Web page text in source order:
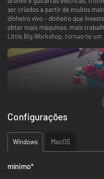
ser criados a partir de muitos
dinheiro vivo – dinheiro que
obter mais máquinas, mais
Little Big Workshop, tornas-te
Fábricas reais – tornadas
fábrica de mesa. Organiza o chão
compra maquinaria e projeta
do limite de tempo e para
Configurações
Windows MacOS
mínimo*